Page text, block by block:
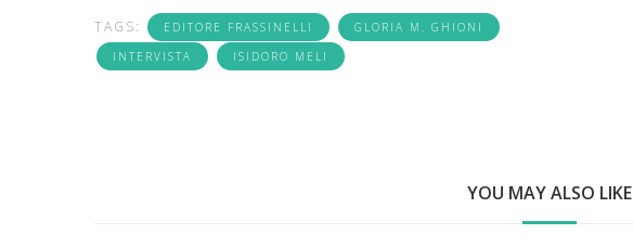
TAGS: EDITORE FRASSINELLI
GLORIA M. GHIONI
INTERVISTA
ISIDORO MELI
YOU MAY ALSO LIKE